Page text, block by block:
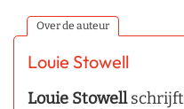
Over de auteur
Louie Stowell
Louie Stowellschrijft